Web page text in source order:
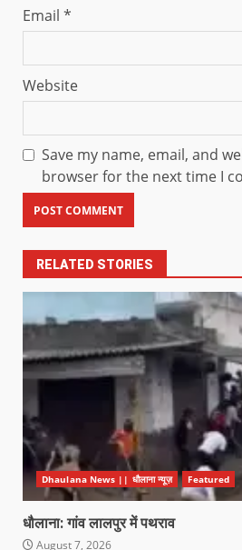
Email *
Website
Save my name, email, and
browser for the next time I
RELATED STORIES
Dhaulana News || धौलाना न्यूज़ Featured
धौलाना: गांव लालपुर में पथराव
August 7, 2026